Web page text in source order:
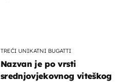
TREĆI UNIKATNI BUGATTI
Nazvan je po vrsti
srednjovjekovnog viteškog